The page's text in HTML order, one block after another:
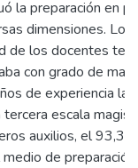
la preparación en
dimensiones.
de los docentes
con grado de
de experiencia
tercera escala
auxilios, el
de